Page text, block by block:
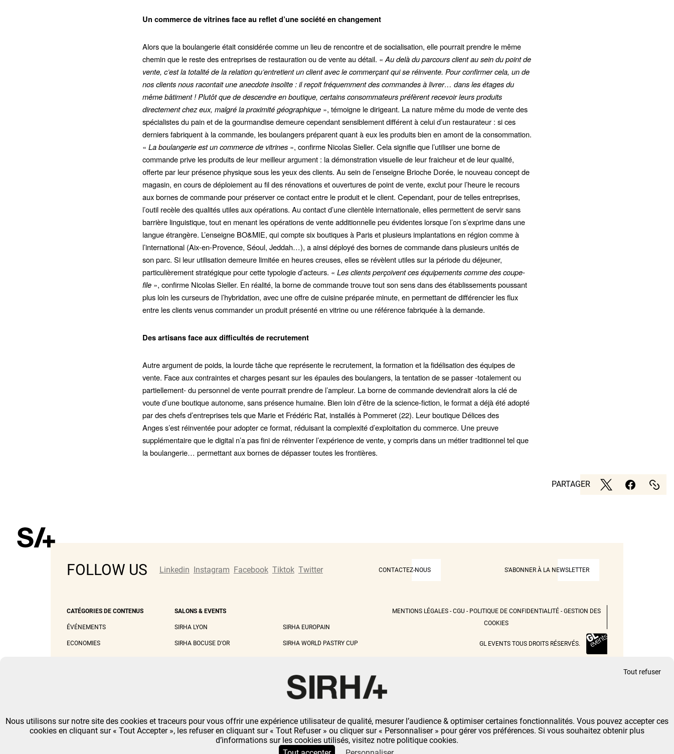
Un commerce de vitrines face au reflet d’une société en changement
Alors que la boulangerie était considérée comme un lieu de rencontre et de socialisation, elle pourrait prendre le même
chemin que le reste des entreprises de restauration ou de vente au détail. « Au delà du parcours client au sein du point de
vente, c’est la totalité de la relation qu’entretient un client avec le commerçant qui se réinvente. Pour confirmer cela, un de
nos clients nous racontait une anecdote insolite : il reçoit fréquemment des commandes à livrer… dans les étages du
même bâtiment ! Plutôt que de descendre en boutique, certains consommateurs préfèrent recevoir leurs produits
directement chez eux, malgré la proximité géographique», témoigne le dirigeant. La nature même du mode de vente des
spécialistes du pain et de la gourmandise demeure cependant sensiblement différent à celui d’un restaurateur : si ces
derniers fabriquent à la commande, les boulangers préparent quant à eux les produits bien en amont de la consommation.
« La boulangerie est un commerce de vitrines», confirme Nicolas Sieller. Cela signifie que l’utiliser une borne de
commande prive les produits de leur meilleur argument : la démonstration visuelle de leur fraicheur et de leur qualité,
offerte par leur présence physique sous les yeux des clients. Au sein de l’enseigne Brioche Dorée, le nouveau concept de
magasin, en cours de déploiement au fil des rénovations et ouvertures de point de vente, exclut pour l’heure le recours
aux bornes de commande pour préserver ce contact entre le produit et le client. Cependant, pour de telles entreprises,
l’outil recèle des qualités utiles aux opérations. Au contact d’une clientèle internationale, elles permettent de servir sans
barrière linguistique, tout en menant les opérations de vente additionnelle peu évidentes lorsque l’on s’exprime dans une
langue étrangère. L’enseigne BO&MIE, qui compte six boutiques à Paris et plusieurs implantations en région comme à
l’international (Aix-en-Provence, Séoul, Jeddah…), a ainsi déployé des bornes de commande dans plusieurs unités de
son parc. Si leur utilisation demeure limitée en heures creuses, elles se révèlent utiles sur la période du déjeuner,
particulièrement stratégique pour cette typologie d’acteurs. « Les clients perçoivent ces équipements comme des coupe-
file», confirme Nicolas Sieller. En réalité, la borne de commande trouve tout son sens dans des établissements poussant
plus loin les curseurs de l’hybridation, avec une offre de cuisine préparée minute, en permettant de différencier les flux
entre les clients venus commander un produit présenté en vitrine ou une référence fabriquée à la demande.
Des artisans face aux difficultés de recrutement
Autre argument de poids, la lourde tâche que représente le recrutement, la formation et la fidélisation des équipes de
vente. Face aux contraintes et charges pesant sur les épaules des boulangers, la tentation de se passer -totalement ou
partiellement- du personnel de vente pourrait prendre de l’ampleur. La borne de commande deviendrait alors la clé de
voute d’une boutique autonome, sans présence humaine. Bien loin d’être de la science-fiction, le format a déjà été adopté
par des chefs d’entreprises tels que Marie et Frédéric Rat, installés à Pommeret (22). Leur boutique Délices des
Anges s’est réinventée pour adopter ce format, réduisant la complexité d’exploitation du commerce. Une preuve
supplémentaire que le digital n’a pas fini de réinventer l’expérience de vente, y compris dans un métier traditionnel tel que
la boulangerie… permettant aux bornes de dépasser toutes les frontières.
PARTAGER
FOLLOW US Linkedin Instagram Facebook Tiktok Twitter CONTACTEZ-NOUS S'ABONNER À LA NEWSLETTER
CATÉGORIES DE CONTENUS
ÉVÉNEMENTS
ECONOMIES
IDÉES
SALONS & EVENTS
SIRHA LYON SIRHA EUROPAIN
SIRHA BOCUSE D'OR SIRHA WORLD PASTRY CUP
MENTIONS LÉGALES- CGU - POLITIQUE DE CONFIDENTIALITÉ- GESTION DES
COOKIES
GL EVENTS TOUS DROITS RÉSERVÉS.
Nous utilisons sur notre site des cookies et traceurs pour vous offrir une expérience utilisateur de qualité, mesurer l’audience & optimiser certaines fonctionnalités. Vous pouvez accepter ces
cookies en cliquant sur « Tout Accepter », les refuser en cliquant sur « Tout Refuser » ou cliquer sur « Personnaliser » pour gérer vos préférences. Si vous souhaitez obtenir plus
d’informations sur les cookies utilisés, visitez notre politique cookies.
Tout refuser